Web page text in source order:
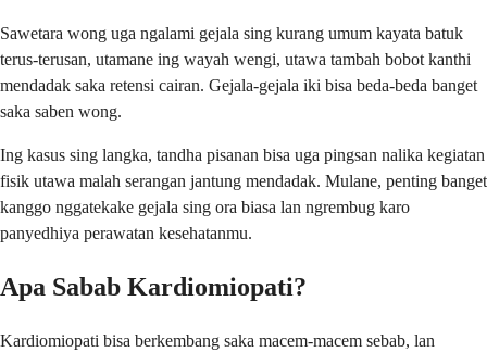
Sawetara wong uga ngalami gejala sing kurang umum kayata batuk
terus-terusan, utamane ing wayah wengi, utawa tambah bobot kanthi
mendadak saka retensi cairan. Gejala-gejala iki bisa beda-beda banget
saka saben wong.
Ing kasus sing langka, tandha pisanan bisa uga pingsan nalika kegiatan
fisik utawa malah serangan jantung mendadak. Mulane, penting banget
kanggo nggatekake gejala sing ora biasa lan ngrembug karo
panyedhiya perawatan kesehatanmu.
Apa Sabab Kardiomiopati?
Kardiomiopati bisa berkembang saka macem-macem sebab, lan